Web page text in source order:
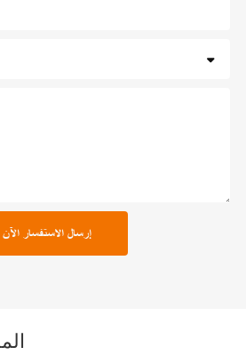
إرسال الاستفسار الآن